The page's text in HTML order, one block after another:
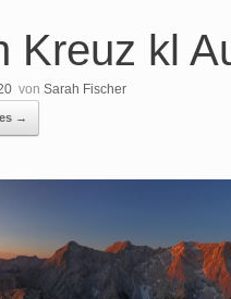
Kreuz kl
von Sarah Fischer
→